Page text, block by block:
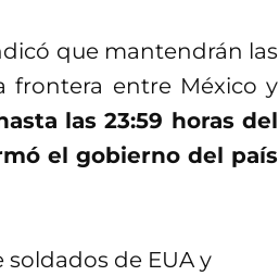
que mantendrán las
frontera entre México y
las 23:59 horas del
el gobierno del país